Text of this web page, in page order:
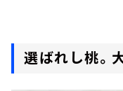
選ばれし桃。